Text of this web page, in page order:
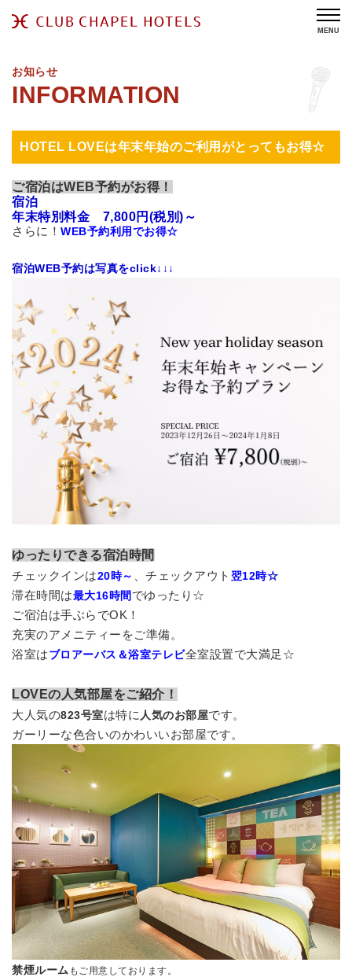
MENU
お知らせ
HOTEL LOVEは年末年始のご利用がとってもお得☆
ご宿泊はWEB予約がお得！
宿泊
年末特別料金 7,800円(税別)～
さらに！ WEB予約利用でお得☆
宿泊WEB予約は写真をclick↓↓↓
ゆったりできる宿泊時間
チェックインは20時～ 、チェックアウト 翌12時☆
滞在時間は最大16時間でゆったり☆
ご宿泊は手ぶらでOK！
充実のアメニティーをご準備。
浴室はブロアーバス＆浴室テレビ全室設置で大満足☆
LOVEの人気部屋をご紹介！
大人気の823号室は特に 人気のお部屋です。
ガーリーな色合いのかわいいお部屋です。
禁煙ルーム もご用意しております。